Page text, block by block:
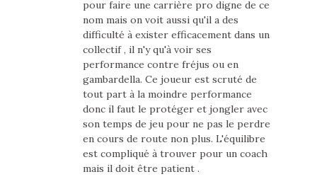
pour faire une carrière pro digne de ce
nom mais on voit aussi qu'il a des
difficulté à exister efficacement dans un
collectif , il n'y qu'à voir ses
performance contre fréjus ou en
gambardella. Ce joueur est scruté de
tout part à la moindre performance
donc il faut le protéger et jongler avec
son temps de jeu pour ne pas le perdre
en cours de route non plus. L'équilibre
est compliqué à trouver pour un coach
mais il doit être patient .